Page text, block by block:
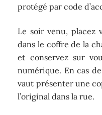
protégé par code
Le soir venu, placez
dans le coffre de la
et conservez sur
numérique. En cas
vaut présenter une
l’original dans la rue.